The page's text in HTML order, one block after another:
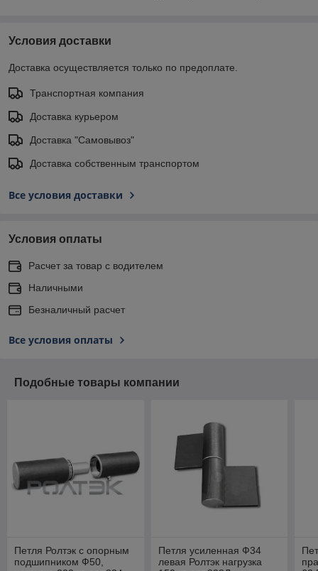
Условия доставки
Доставка осуществляется только по предоплате.
Транспортная компания
Доставка курьером
Доставка "Самовывоз"
Доставка собственным транспортом
Все условия доставки
Условия оплаты
Расчет за товар с водителем
Наличными
Безналичный расчет
Все условия оплаты
Подобные товары компании
Петля Ролтэк с опорным
подшипником Ф50,
Петля усиленная Ф34
левая Ролтэк нагрузка